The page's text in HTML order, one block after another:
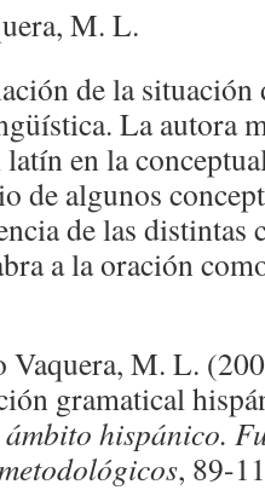
M. L.
de la
La autora
en la
de algunos
de las
a la oración
Vaquera, M. L.
gramatical
hispánico.
, 89-